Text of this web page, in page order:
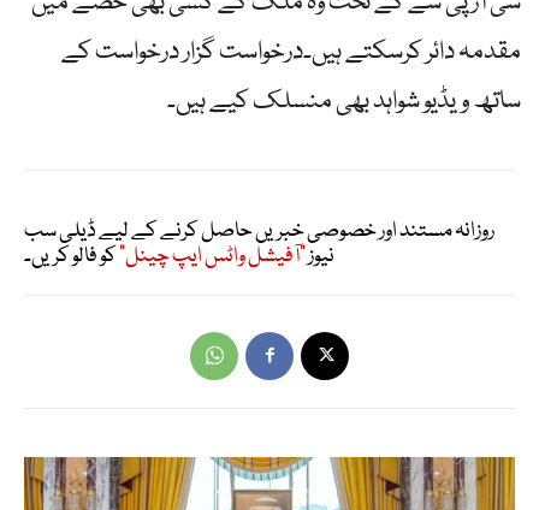
مقدمہ دائر کرسکتے ہیں۔درخواست گزار درخواست کے
ساتھ ویڈیو شواہد بھی منسلک کیے ہیں۔
روزانہ مستند اور خصوصی خبریں حاصل کرنے کے لیے ڈیلی سب
نیوز"آفیشل واٹس ایپ چینل"کو فالو کریں۔